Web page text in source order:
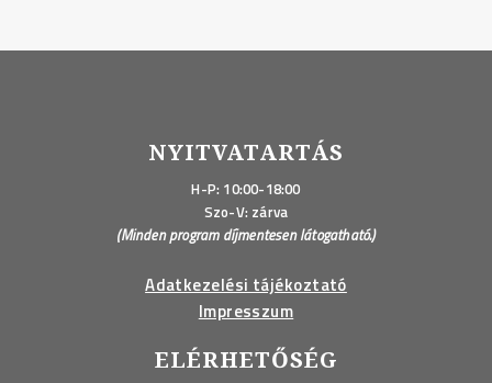
NYITVATARTÁS
H-P: 10:00-18:00
Szo-V: zárva
(Minden program díjmentesen látogatható.)
Adatkezelési tájékoztató
Impresszum
ELÉRHETŐSÉG